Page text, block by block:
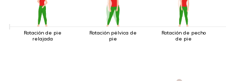
Rotación de pie
relajada
Rotación pélvica de
pie
Rotación de pecho
de pie